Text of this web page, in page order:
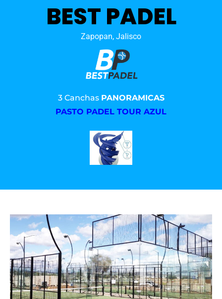
BEST PADEL
Zapopan, Jalisco
3 Canchas PANORAMICAS
PASTO PADEL TOUR AZUL